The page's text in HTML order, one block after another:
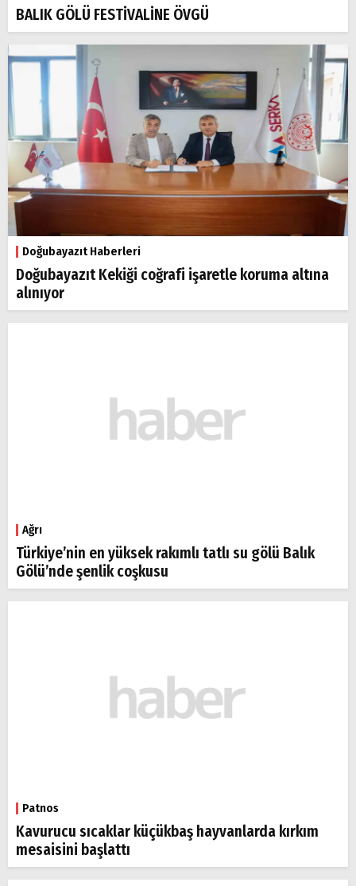
BALIK GÖLÜ FESTİVALİNE ÖVGÜ
Doğubayazıt Haberleri
Doğubayazıt Kekiği coğrafi işaretle koruma altına
alınıyor
Ağrı
Türkiye’nin en yüksek rakımlı tatlı su gölü Balık
Gölü’nde şenlik coşkusu
Patnos
Kavurucu sıcaklar küçükbaş hayvanlarda kırkım
mesaisini başlattı